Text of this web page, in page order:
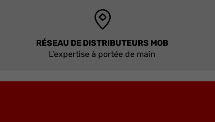
RÉSEAU DE DISTRIBUTEURS MOB
L’expertise à portée de main